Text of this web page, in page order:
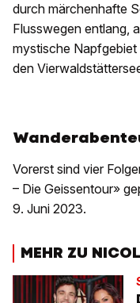
durch märchenhafte
Flusswegen entlang,
mystische
den
Vorerst sind vier
– Die Geissentour»
9. Juni 2023.
MEHR ZU